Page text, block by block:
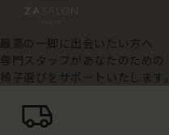
最高の一脚に出会いたい方へ
専門スタッフがあなたのための
椅子選びをサポートいたします。